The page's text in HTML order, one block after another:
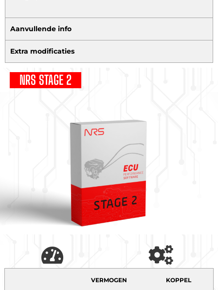
Aanvullende info
Extra modificaties
NRS STAGE 2
VERMOGEN KOPPEL